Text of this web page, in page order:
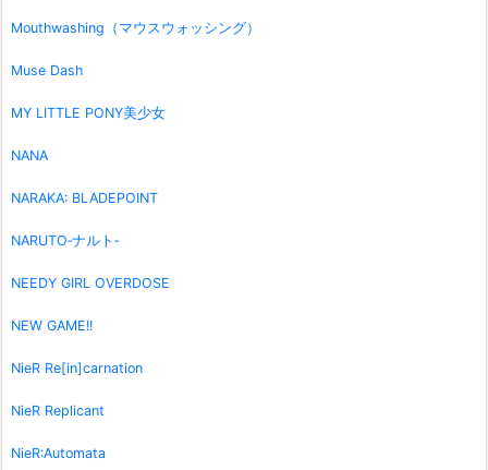
Mouthwashing（マウスウォッシング）
Muse Dash
MY LITTLE PONY美少女
NANA
NARAKA: BLADEPOINT
NARUTO‐ナルト‐
NEEDY GIRL OVERDOSE
NEW GAME!!
NieR Re[in]carnation
NieR Replicant
NieR:Automata